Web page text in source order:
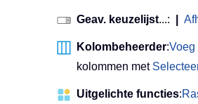
Geav. keuzelijst...:
Kolombeheerder:Voeg
kolommen met
Uitgelichte functies: